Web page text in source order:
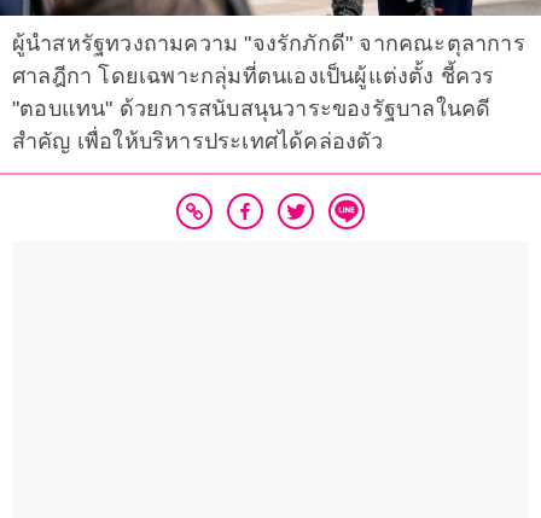
ผู้นำสหรัฐทวงถามความ "จงรักภักดี" จากคณะตุลาการ
ศาลฎีกา โดยเฉพาะกลุ่มที่ตนเองเป็นผู้แต่งตั้ง ชี้ควร
"ตอบแทน" ด้วยการสนับสนุนวาระของรัฐบาลในคดี
สำคัญ เพื่อให้บริหารประเทศได้คล่องตัว